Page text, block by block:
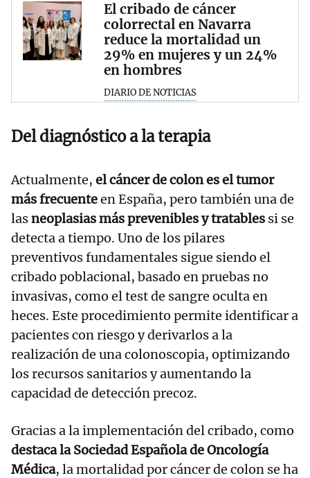
El cribado de cáncer
colorrectal en Navarra
reduce la mortalidad un
29% en mujeres y un 24%
en hombres
DIARIO DE NOTICIAS
Del diagnóstico a la terapia
Actualmente, el cáncer de colon es el tumor
más frecuenteen España, pero también una de
lasneoplasias más prevenibles y tratables si se
detecta a tiempo. Uno de los pilares
preventivos fundamentales sigue siendo el
cribado poblacional, basado en pruebas no
invasivas, como el test de sangre oculta en
heces. Este procedimiento permite identificar a
pacientes con riesgo y derivarlos a la
realización de una colonoscopia, optimizando
los recursos sanitarios y aumentando la
capacidad de detección precoz.
Gracias a la implementación del cribado, como
destaca la Sociedad Española de Oncología
Médica, la mortalidad por cáncer de colon se ha